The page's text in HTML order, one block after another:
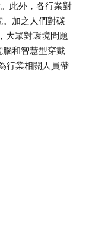
此外，各行業對
加之人們對碳
大眾對環境問題
腦和智慧型穿戴
行業相關人員帶